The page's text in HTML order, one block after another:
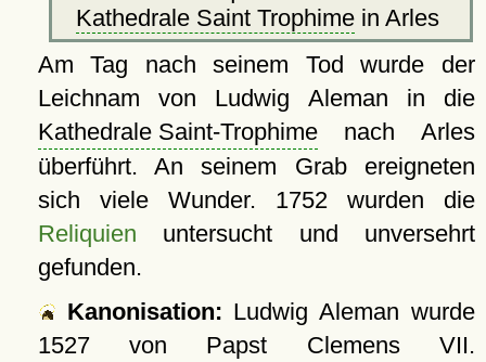
Kathedrale Saint Trophimein Arles
Am Tag nach seinem Tod wurde der
Leichnam von Ludwig Aleman in die
Kathedrale Saint-Trophimenach Arles
überführt. An seinem Grab ereigneten
sich viele Wunder. 1752 wurden die
Reliquien untersucht und unversehrt
gefunden.
Kanonisation: Ludwig Aleman wurde
1527von Papst Clemens VII.